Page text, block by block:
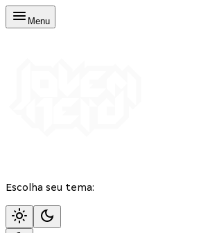
Menu
Escolha seu tema: